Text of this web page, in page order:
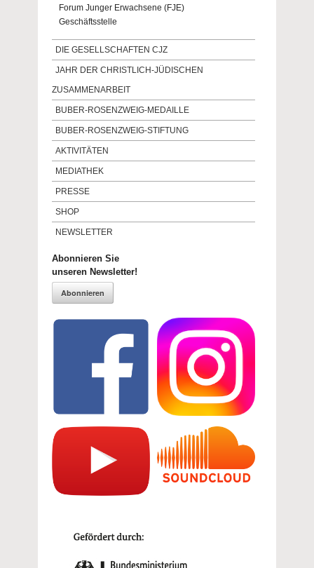
Forum Junger Erwachsene (FJE)
Geschäftsstelle
DIE GESELLSCHAFTEN CJZ
JAHR DER CHRISTLICH-JÜDISCHEN
ZUSAMMENARBEIT
BUBER-ROSENZWEIG-MEDAILLE
BUBER-ROSENZWEIG-STIFTUNG
AKTIVITÄTEN
MEDIATHEK
PRESSE
SHOP
NEWSLETTER
Abonnieren Sie
unseren Newsletter!
Abonnieren